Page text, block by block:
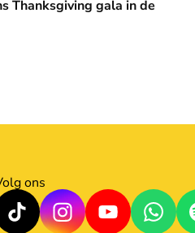
Thanksgiving gala in de
ons